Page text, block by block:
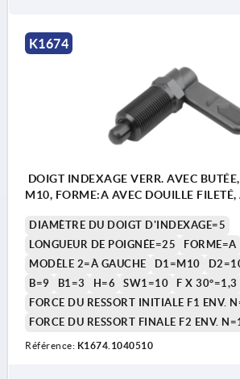
contre-écrou
Forme C : avec capuchon de
Forme D : avec capuchon de
1) Butée à gauche
K1674
DOIGT INDEXAGE VERR. AVEC
M10, FORME:A AVEC DOUILLE FILETÉ,
DIAMÈTRE DU DOIGT D'INDEXAGE=5
LONGUEUR DE POIGNÉE=25
FORME=A
MODÈLE 2=À GAUCHE
D1=M10
B=9
B1=3 H=6 SW1=10
F X 30°=1,3
FORCE DU RESSORT INITIALE F1 ENV.
FORCE DU RESSORT FINALE F2 ENV.
Référence: K1674.1040510